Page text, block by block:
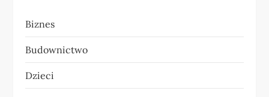
c
j
a
Biznes
Budownictwo
Dzieci